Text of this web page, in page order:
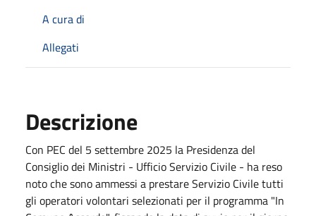
A cura di
Allegati
Descrizione
Con PEC del 5 settembre 2025 la Presidenza del
Consiglio dei Ministri - Ufficio Servizio Civile - ha reso
noto che sono ammessi a prestare Servizio Civile tutti
gli operatori volontari selezionati per il programma "In